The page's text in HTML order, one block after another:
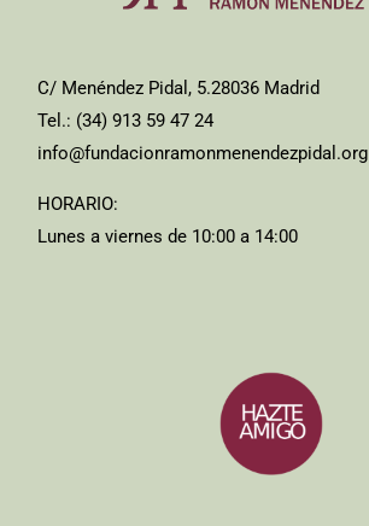
C/ Menéndez Pidal, 5.28036 Madrid
Tel.: (34) 913 59 47 24
info@fundacionramonmenendezpidal.org
HORARIO:
Lunes a viernes de 10:00 a 14:00